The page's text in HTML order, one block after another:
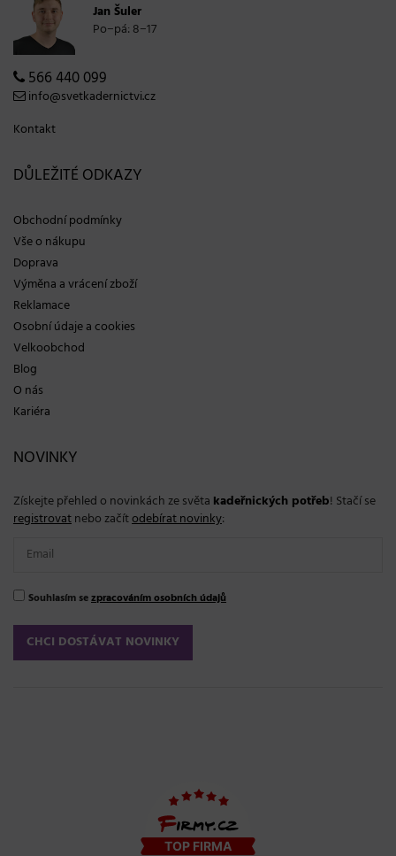
Jan Šuler
Po−pá: 8−17
566 440 099
info@svetkadernictvi.cz
Kontakt
DŮLEŽITÉ ODKAZY
Obchodní podmínky
Vše o nákupu
Doprava
Výměna a vrácení zboží
Reklamace
Osobní údaje a cookies
Velkoobchod
Blog
O nás
Kariéra
NOVINKY
Získejte přehled o novinkách ze světa kadeřnických potřeb! Stačí se
registrovatnebo začítodebírat novinky:
Souhlasím sezpracováním osobních údajů